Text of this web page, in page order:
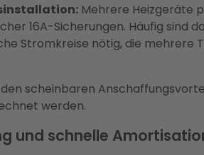
Mehrere Heizgeräte
16A-Sicherungen. Häufig sind
Stromkreise nötig, die mehrere
scheinbaren
werden.
und schnelle